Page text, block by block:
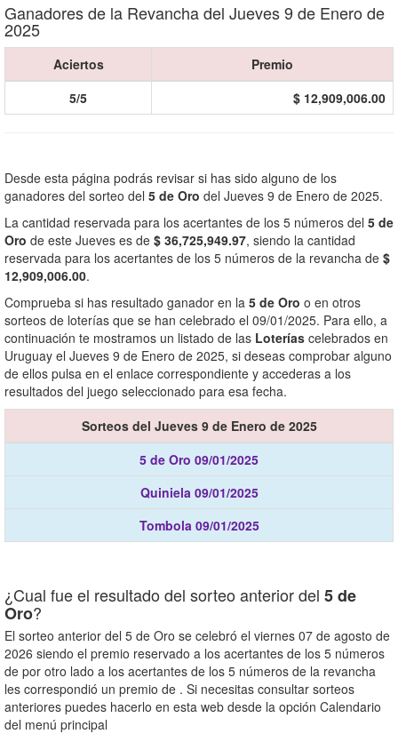
Ganadores de la Revancha del Jueves 9 de Enero de
2025
Aciertos
Premio
5/5
$ 12,909,006.00
Desde esta página podrás revisar si has sido alguno de los
ganadores del sorteo del 5 de Oro del Jueves 9 de Enero de 2025.
La cantidad reservada para los acertantes de los 5 números del 5 de
Oro de este Jueves es de $ 36,725,949.97, siendo la cantidad
reservada para los acertantes de los 5 números de la revancha de $
12,909,006.00.
Comprueba si has resultado ganador en la 5 de Oro o en otros
sorteos de loterías que se han celebrado el 09/01/2025. Para ello, a
continuación te mostramos un listado de las Loterías celebrados en
Uruguay el Jueves 9 de Enero de 2025, si deseas comprobar alguno
de ellos pulsa en el enlace correspondiente y accederas a los
resultados del juego seleccionado para esa fecha.
Sorteos del Jueves 9 de Enero de 2025
5 de Oro 09/01/2025
Quiniela 09/01/2025
Tombola 09/01/2025
¿Cual fue el resultado del sorteo anterior del 5 de
Oro?
El sorteo anterior del 5 de Oro se celebró el viernes 07 de agosto de
2026 siendo el premio reservado a los acertantes de los 5 números
de por otro lado a los acertantes de los 5 números de la revancha
les correspondió un premio de . Si necesitas consultar sorteos
anteriores puedes hacerlo en esta web desde la opción Calendario
del menú principal